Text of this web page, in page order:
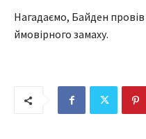
Нагадаємо, Байден
ймовірного замаху.